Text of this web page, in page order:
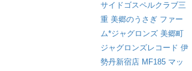
サイドゴスペルクラブ三
重 美郷のうさぎ ファー
ム*ジャグロンズ 美郷町
ジャグロンズレコード 伊
勢丹新宿店 MF185 マッ